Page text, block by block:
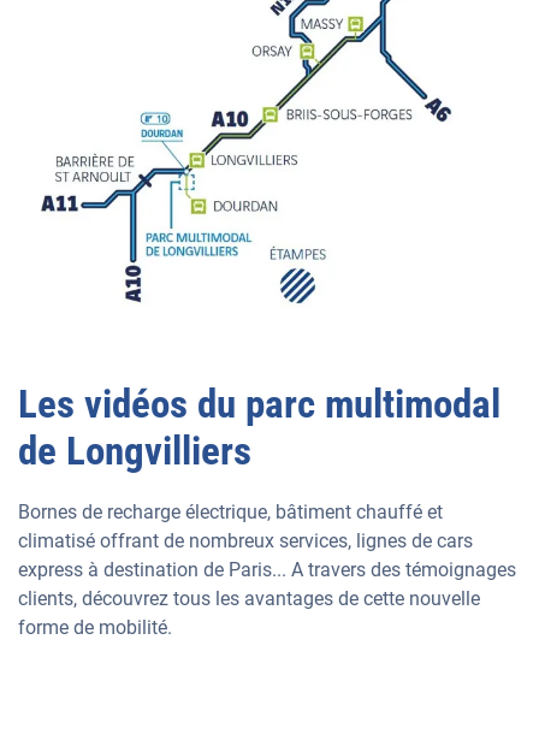
Les vidéos du parc multimodal
de Longvilliers
Bornes de recharge électrique, bâtiment chauffé et
climatisé offrant de nombreux services, lignes de cars
express à destination de Paris... A travers des témoignages
clients, découvrez tous les avantages de cette nouvelle
forme de mobilité.